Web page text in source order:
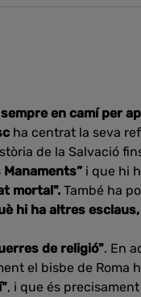
en camí per
ha centrat la seva
de la Salvació
i que hi
mortal". També ha
hi ha altres
de religió". En
el bisbe de Roma
, i que és precisament